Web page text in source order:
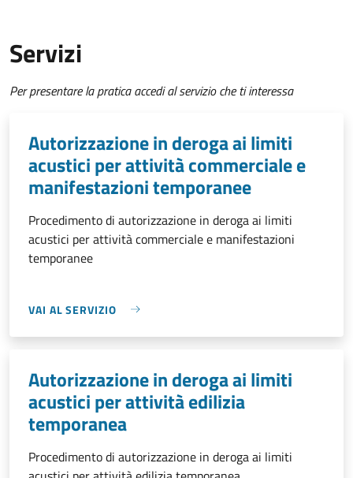
Servizi
Per presentare la pratica accedi al servizio che ti interessa
Autorizzazione in deroga ai limiti
acustici per attività commerciale e
manifestazioni temporanee
Procedimento di autorizzazione in deroga ai limiti
acustici per attività commerciale e manifestazioni
temporanee
VAI AL SERVIZIO
Autorizzazione in deroga ai limiti
acustici per attività edilizia
temporanea
Procedimento di autorizzazione in deroga ai limiti